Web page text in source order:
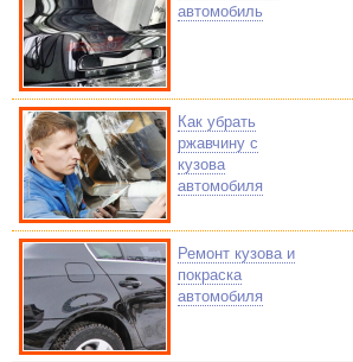
автомобиль
Как убрать
ржавчину с
кузова
автомобиля
Ремонт кузова и
покраска
автомобиля